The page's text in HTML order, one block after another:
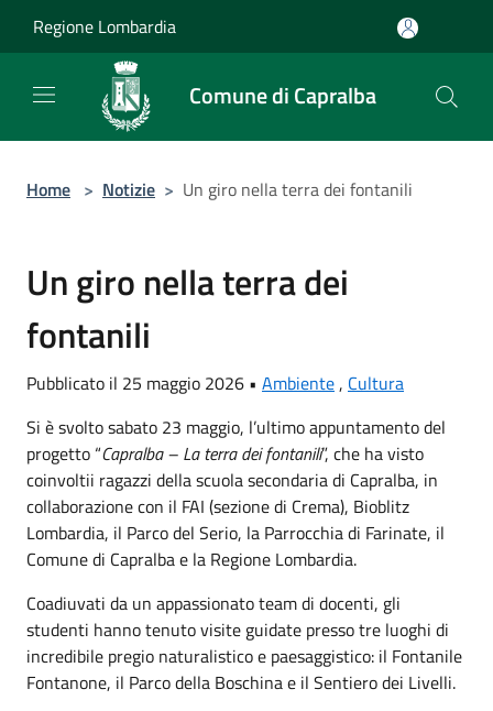
Regione Lombardia
Comune di Capralba
Home > Notizie > Un giro nella terra dei fontanili
Un giro nella terra dei
fontanili
Pubblicato il 25 maggio 2026 • Ambiente , Cultura
Si è svolto sabato 23 maggio, l’ultimo appuntamento del
progetto “Capralba – La terra dei fontanili”, che ha visto
coinvoltii ragazzi della scuola secondaria di Capralba, in
collaborazione con il FAI (sezione di Crema), Bioblitz
Lombardia, il Parco del Serio, la Parrocchia di Farinate, il
Comune di Capralba e la Regione Lombardia.
Coadiuvati da un appassionato team di docenti, gli
studenti hanno tenuto visite guidate presso tre luoghi di
incredibile pregio naturalistico e paesaggistico: il Fontanile
Fontanone, il Parco della Boschina e il Sentiero dei Livelli.